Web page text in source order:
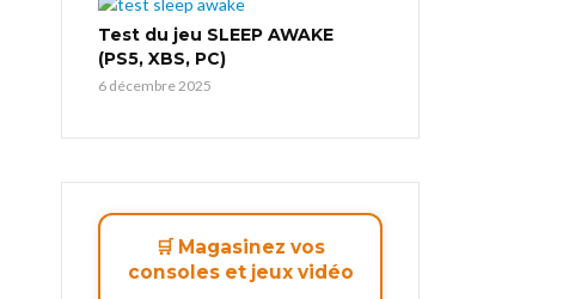
Test du jeu SLEEP AWAKE
(PS5, XBS, PC)
6 décembre 2025
🛒 Magasinez vos
consoles et jeux vidéo